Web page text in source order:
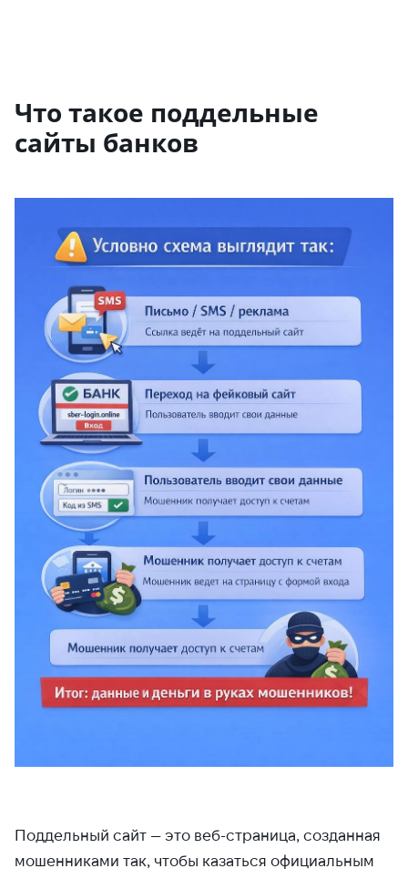
Что такое поддельные
сайты банков
Поддельный сайт — это веб-страница, созданная
мошенниками так, чтобы казаться официальным